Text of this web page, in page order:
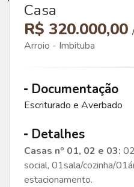
Casa
R$ 320.000,00
Arroio - Imbituba
Documentação
Escriturado e Averbado
Detalhes
Casas nº 01, 02 e 03:
social, 01sala/cozinha/
estacionamento.